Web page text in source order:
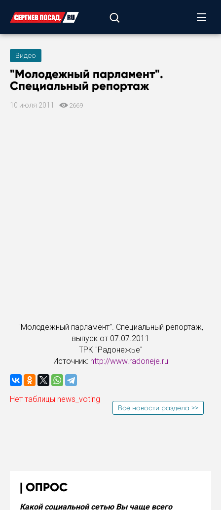
Видео
"Молодежный парламент".
Специальный репортаж
10 июля 2011 2669
"Молодежный парламент". Специальный репортаж,
выпуск от 07.07.2011
ТРК "Радонежье"
Источник: http://www.radoneje.ru
Нет таблицы news_voting
Все новости раздела >>
ОПРОС
Какой социальной сетью Вы чаще всего